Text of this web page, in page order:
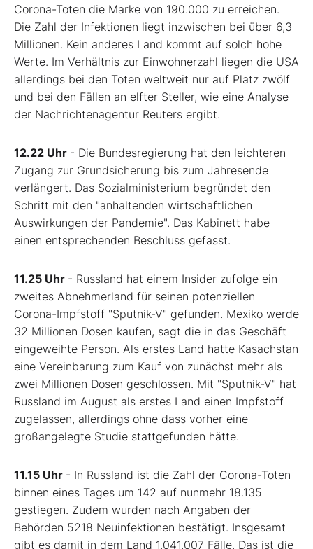
Corona-Toten die Marke von 190.000 zu erreichen.
Die Zahl der Infektionen liegt inzwischen bei über 6,3
Millionen. Kein anderes Land kommt auf solch hohe
Werte. Im Verhältnis zur Einwohnerzahl liegen die USA
allerdings bei den Toten weltweit nur auf Platz zwölf
und bei den Fällen an elfter Steller, wie eine Analyse
der Nachrichtenagentur Reuters ergibt.
12.22 Uhr - Die Bundesregierung hat den leichteren
Zugang zur Grundsicherung bis zum Jahresende
verlängert. Das Sozialministerium begründet den
Schritt mit den "anhaltenden wirtschaftlichen
Auswirkungen der Pandemie". Das Kabinett habe
einen entsprechenden Beschluss gefasst.
11.25 Uhr - Russland hat einem Insider zufolge ein
zweites Abnehmerland für seinen potenziellen
Corona-Impfstoff "Sputnik-V" gefunden. Mexiko werde
32 Millionen Dosen kaufen, sagt die in das Geschäft
eingeweihte Person. Als erstes Land hatte Kasachstan
eine Vereinbarung zum Kauf von zunächst mehr als
zwei Millionen Dosen geschlossen. Mit "Sputnik-V" hat
Russland im August als erstes Land einen Impfstoff
zugelassen, allerdings ohne dass vorher eine
großangelegte Studie stattgefunden hätte.
11.15 Uhr - In Russland ist die Zahl der Corona-Toten
binnen eines Tages um 142 auf nunmehr 18.135
gestiegen. Zudem wurden nach Angaben der
Behörden 5218 Neuinfektionen bestätigt. Insgesamt
gibt es damit in dem Land 1.041.007 Fälle. Das ist die